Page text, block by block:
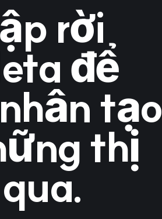
rời
để
tạo
thị